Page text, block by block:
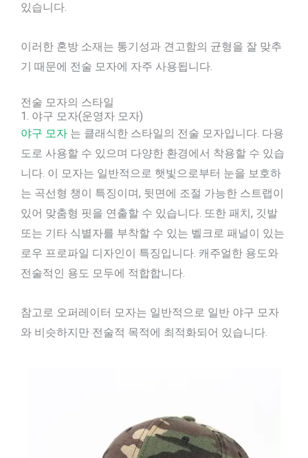
있습니다.
이러한 혼방 소재는 통기성과 견고함의 균형을 잘 맞추
기 때문에 전술 모자에 자주 사용됩니다.
전술 모자의 스타일
1. 야구 모자(운영자 모자)
야구 모자 는 클래식한 스타일의 전술 모자입니다. 다용
도로 사용할 수 있으며 다양한 환경에서 착용할 수 있습
니다. 이 모자는 일반적으로 햇빛으로부터 눈을 보호하
는 곡선형 챙이 특징이며, 뒷면에 조절 가능한 스트랩이
있어 맞춤형 핏을 연출할 수 있습니다. 또한 패치, 깃발
또는 기타 식별자를 부착할 수 있는 벨크로 패널이 있는
로우 프로파일 디자인이 특징입니다. 캐주얼한 용도와
전술적인 용도 모두에 적합합니다.
참고로 오퍼레이터 모자는 일반적으로 일반 야구 모자
와 비슷하지만 전술적 목적에 최적화되어 있습니다.